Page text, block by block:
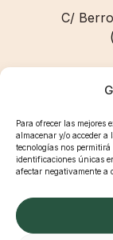
Para ofrecer las mejores
almacenar y/o acceder a
tecnologías nos permitirá
identificaciones únicas
afectar negativamente a
C/